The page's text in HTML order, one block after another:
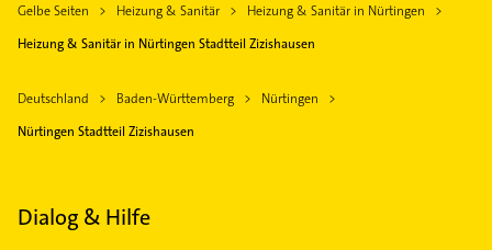
Gelbe Seiten Heizung & Sanitär
Heizung & Sanitär in Nürtingen
Heizung & Sanitär in Nürtingen Stadtteil Zizishausen
Deutschland Baden-Württemberg
Nürtingen
Nürtingen Stadtteil Zizishausen
Dialog & Hilfe